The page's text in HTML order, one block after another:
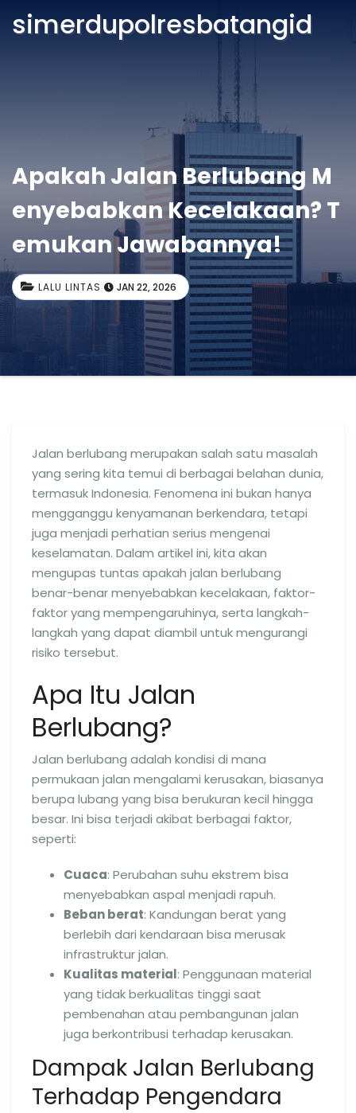
simerdupolresbatangid
Apakah Jalan Berlubang M
enyebabkan Kecelakaan? T
emukan Jawabannya!
LALU LINTAS JAN 22, 2026
Jalan berlubang merupakan salah satu masalah
yang sering kita temui di berbagai belahan dunia,
termasuk Indonesia. Fenomena ini bukan hanya
mengganggu kenyamanan berkendara, tetapi
juga menjadi perhatian serius mengenai
keselamatan. Dalam artikel ini, kita akan
mengupas tuntas apakah jalan berlubang
benar-benar menyebabkan kecelakaan, faktor-
faktor yang mempengaruhinya, serta langkah-
langkah yang dapat diambil untuk mengurangi
risiko tersebut.
Apa Itu Jalan
Berlubang?
Jalan berlubang adalah kondisi di mana
permukaan jalan mengalami kerusakan, biasanya
berupa lubang yang bisa berukuran kecil hingga
besar. Ini bisa terjadi akibat berbagai faktor,
seperti:
Cuaca: Perubahan suhu ekstrem bisa
menyebabkan aspal menjadi rapuh.
Beban berat: Kandungan berat yang
berlebih dari kendaraan bisa merusak
infrastruktur jalan.
Kualitas material: Penggunaan material
yang tidak berkualitas tinggi saat
pembenahan atau pembangunan jalan
juga berkontribusi terhadap kerusakan.
Dampak Jalan Berlubang
Terhadap Pengendara